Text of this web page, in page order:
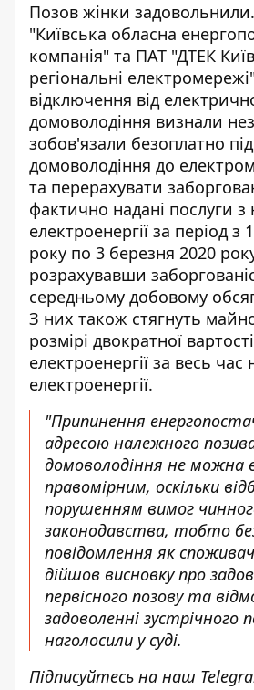
Позов жінки
"Київська обласна
компанія" та ПАТ "ДТЕК
регіональні
відключення від
домоволодіння визнали
зобов'язали безоплатно
домоволодіння до
та перерахувати
фактично надані послуги з
електроенергії за період з
року по 3 березня 2020
розрахувавши
середньому добовому
З них також стягнуть
розмірі двократної
електроенергії за весь
електроенергії.
"Припинення
адресою належного
домоволодіння не
правомірним, оскільки
порушенням вимог
законодавства, тобто
повідомлення як
дійшов висновку про
первісного позову та
задоволенні зустрічного
наголосили у суді.
Підписуйтесь на наш